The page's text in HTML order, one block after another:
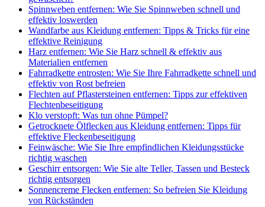
Spinnweben entfernen: Wie Sie Spinnweben schnell und
effektiv loswerden
Wandfarbe aus Kleidung entfernen: Tipps & Tricks für eine
effektive Reinigung
Harz entfernen: Wie Sie Harz schnell & effektiv aus
Materialien entfernen
Fahrradkette entrosten: Wie Sie Ihre Fahrradkette schnell und
effektiv von Rost befreien
Flechten auf Pflastersteinen entfernen: Tipps zur effektiven
Flechtenbeseitigung
Klo verstopft: Was tun ohne Pümpel?
Getrocknete Ölflecken aus Kleidung entfernen: Tipps für
effektive Fleckenbeseitigung
Feinwäsche: Wie Sie Ihre empfindlichen Kleidungsstücke
richtig waschen
Geschirr entsorgen: Wie Sie alte Teller, Tassen und Besteck
richtig entsorgen
Sonnencreme Flecken entfernen: So befreien Sie Kleidung
von Rückständen